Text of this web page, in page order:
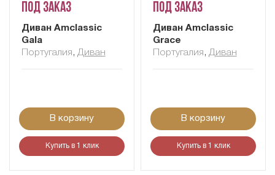
Под заказ
Диван Amclassic
Gala
Португалия , Диван
В корзину
Купить в 1 клик
Под заказ
Диван Amclassic
Grace
Португалия , Диван
В корзину
Купить в 1 клик